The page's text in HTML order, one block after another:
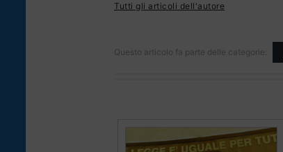
Tutti gli articoli dell'autore
Questo articolo fa parte delle categorie: